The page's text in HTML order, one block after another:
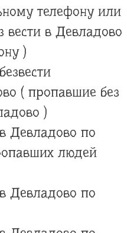
телефону или
вести в Девладово
)
( пропавшие без
)
Девладово по
людей
Девладово по